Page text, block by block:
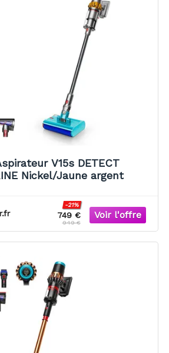
V15s DETECT
Nickel/Jaune argent
749 €
-21%
949 €